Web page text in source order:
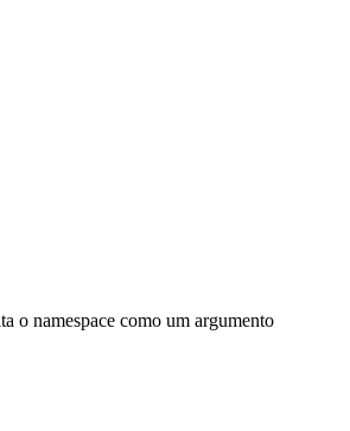
o namespace como um argumento